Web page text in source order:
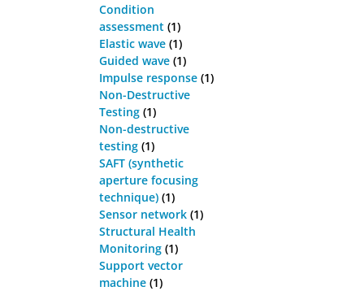
Condition
assessment (1)
Elastic wave (1)
Guided wave (1)
Impulse response (1)
Non-Destructive
Testing (1)
Non-destructive
testing (1)
SAFT (synthetic
aperture focusing
technique) (1)
Sensor network (1)
Structural Health
Monitoring (1)
Support vector
machine (1)